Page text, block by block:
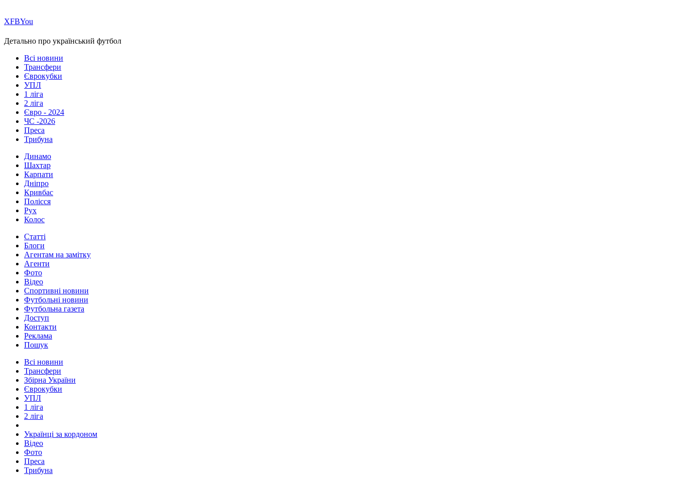
ХFBYou
Детально про український футбол
Всі новини
Трансфери
Єврокубки
УПЛ
1 ліга
2 ліга
Євро - 2024
ЧС -2026
Преса
Трибуна
Динамо
Шахтар
Карпати
Дніпро
Кривбас
Полісся
Рух
Колос
Статті
Блоги
Агентам на замітку
Агенти
Фото
Відео
Спортивні новини
Футбольні новини
Футбольна газета
Доступ
Контакти
Реклама
Пошук
Всі новини
Трансфери
Збірна України
Єврокубки
УПЛ
1 ліга
2 ліга
Українці за кордоном
Відео
Фото
Преса
Трибуна